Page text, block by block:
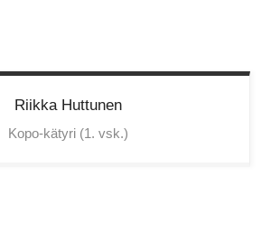
Riikka Huttunen
Kopo-kätyri (1. vsk.)